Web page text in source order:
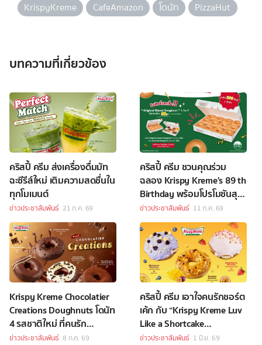
KrispyKreme
CafeAmazon โดนัท PizzaHut
บทความที่เกี่ยวข้อง
คริสปี้ ครีม ส่งเครื่องดื่มมัท
ฉะซีรีส์ใหม่ เติมความสดชื่นใน
ทุกโมเมนต์
ข่าวประชาสัมพันธ์ 21 ก.ค. 69
คริสปี้ ครีม ชวนคุณร่วม
ฉลอง Krispy Kreme's 89 th
Birthday พร้อมโปรโมชันสุด
เอ็กซ์คลูซีฟ
ข่าวประชาสัมพันธ์ 11 ก.ค. 69
Krispy Kreme Chocolatier
Creations Doughnuts โดนัท
4 รสชาติใหม่ ที่คนรัก
ช็อกโกแลตไม่ควรพลาด
ข่าวประชาสัมพันธ์ 8 ก.ค. 69
คริสปี้ ครีม เอาใจคนรักชอร์ต
เค้ก กับ “Krispy Kreme Luv
Like a Shortcake
Doughnuts”
ข่าวประชาสัมพันธ์ 1 มิ.ย. 69